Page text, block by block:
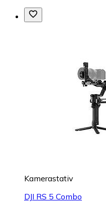
Kamerastativ
DJI RS 5 Combo